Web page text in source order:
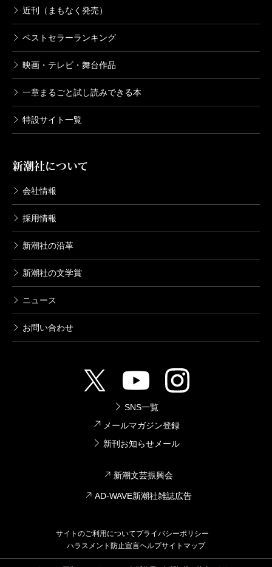
りました。
十年前の一年と、今の一年は長さが違うと思いま
す。だから、もちろん本の種類にはよりますが、
文庫化の通例といわれる三年がたつまでだらだら
売りつづけても仕方がない場合も多いと僕は見て
いるんですよ。言わばこの二冊は「早く嫁にやっ
た方がいい娘」だと考えたわけです。新潮文庫さ
んに新しい衣装を着せて貰って、嫁ぎ先から仕送
単行本は、ほぼ日へ注文をくれた書店さんだけへ
の直販だったので、この二冊の存在を知らない人
も多いと思います。文庫版がよりたくさんの人に
楽しんで笑って読んで貰えたら嬉しいですね。
（いとい・しげさと コピーライター）
近刊（まもなく発売）
ベストセラーランキング
映画・テレビ・舞台作品
一章まるごと試し読みできる本
特設サイト一覧
新潮社について
会社情報
採用情報
新潮社の沿革
新潮社の文学賞
ニュース
お問い合わせ
SNS一覧
メールマガジン登録
新刊お知らせメール
新潮文芸振興会
AD-WAVE新潮社雑誌広告
サイトのご利用についてプライバシーポリシー
ハラスメント防止宣言ヘルプサイトマップ